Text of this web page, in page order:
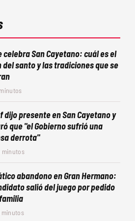
celebra San Cayetano: cuál es el
del santo y las tradiciones que se
dijo presente en San Cayetano y
que "el Gobierno sufrió una
derrota"
minutos
abandono en Gran Hermano:
salió del juego por pedido
minutos